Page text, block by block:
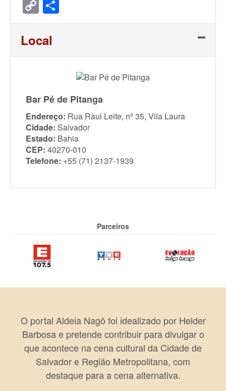
Copy
Link
Local
Bar Pé de Pitanga
Endereço: Rua Raul Leite, nº 35, Vila Laura
Cidade: Salvador
Estado: Bahia
CEP: 40270-010
Telefone: +55 (71) 2137-1939
Parceiros
O portal Aldeia Nagô foi idealizado por Helder
Barbosa e pretende contribuir para divulgar o
que acontece na cena cultural da Cidade de
Salvador e Região Metropolitana, com
destaque para a cena alternativa.